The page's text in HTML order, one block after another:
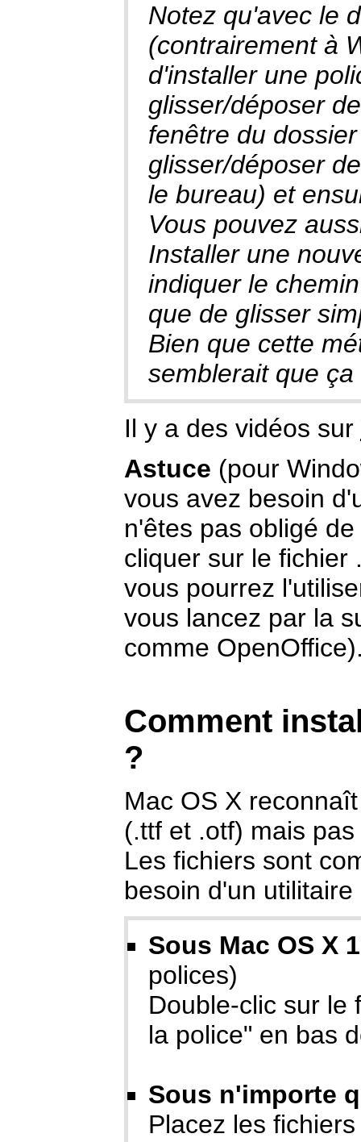
Notez qu'avec le
(contrairement à
d'installer une
glisser/déposer
fenêtre du
glisser/déposer
le bureau) et
Vous pouvez
Installer une
indiquer le
que de glisser
Bien que cette
semblerait que
Il y a des vidéos sur
Astuce (pour
vous avez besoin
n'êtes pas obligé
cliquer sur le fichier
vous pourrez
vous lancez par la
comme
Comment
?
Mac OS X
(.ttf et .otf) mais
Les fichiers sont
besoin d'un
Sous Mac OS X
polices)
Double-clic sur le
la police" en bas
Sous n'importe
Placez les